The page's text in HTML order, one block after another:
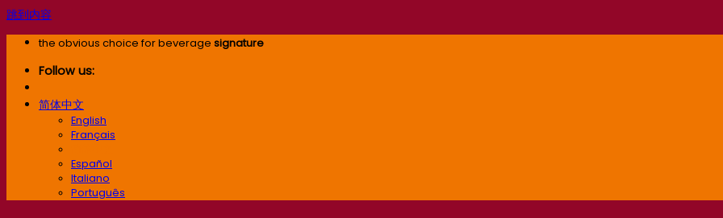
跳到内容
the obvious choice for beverage signature
Follow us:
简体中文
English
Français
Español
Italiano
Português